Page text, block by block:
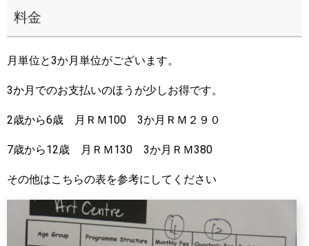
料金
月単位と3か月単位がございます。
3か月でのお支払いのほうが少しお得です。
2歳から6歳 月ＲＭ100 3か月ＲＭ２９０
7歳から12歳 月ＲＭ130 3か月ＲＭ380
その他はこちらの表を参考にしてください